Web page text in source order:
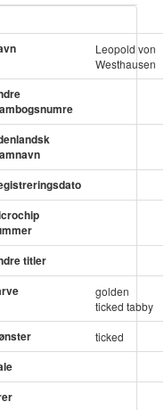
Leopold von
Westhausen
titler
golden
ticked tabby
ticked